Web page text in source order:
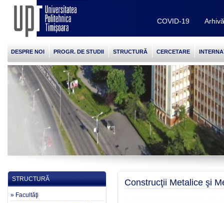
COVID-19
DESPRE NOI PROGR. DE STUDII STRUCTURĂ CERCETARE
STRUCTURĂ
» Facultăţi
Construcţii Metalice şi